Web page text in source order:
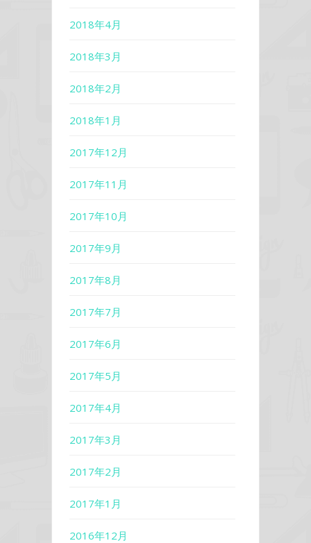
2018年4月
2018年3月
2018年2月
2018年1月
2017年12月
2017年11月
2017年10月
2017年9月
2017年8月
2017年7月
2017年6月
2017年5月
2017年4月
2017年3月
2017年2月
2017年1月
2016年12月